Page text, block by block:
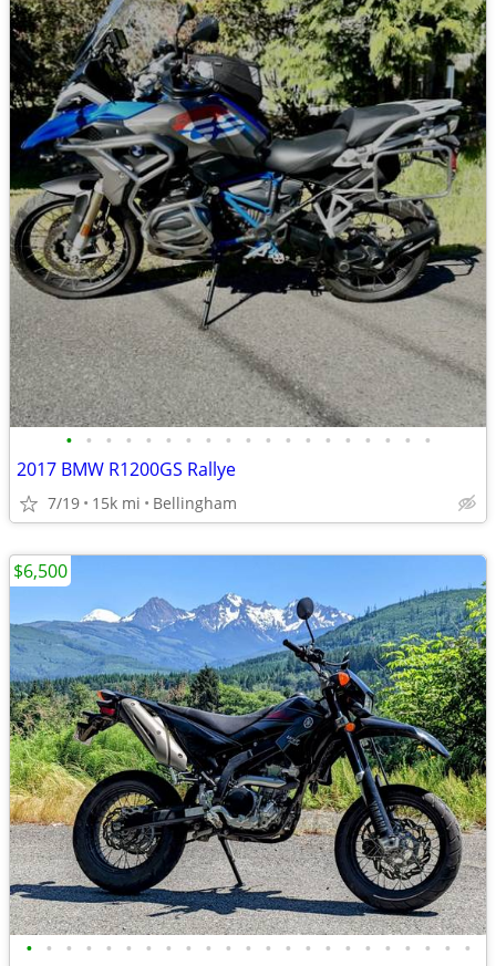
• • • • • • • • • • • • • • • • • • •
2017 BMW R1200GS Rallye
7/19 15k mi Bellingham
• • • • • • • • • • • • • • • • • • • • • • •
$6,500